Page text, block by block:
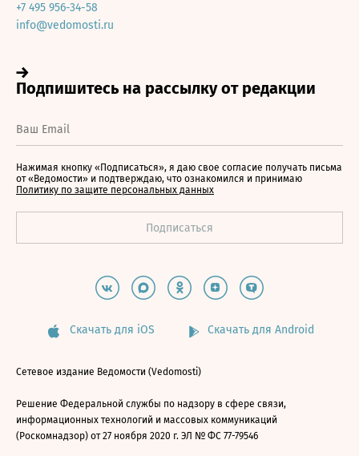
+7 495 956-34-58
info@vedomosti.ru
Нажимая кнопку «Подписаться», я даю свое согласие получать письма
от «Ведомости» и подтверждаю, что ознакомился и принимаю
Политику по защите персональных данных
Скачать для iOS Скачать для Android
Сетевое издание Ведомости (Vedomosti)
Решение Федеральной службы по надзору в сфере связи,
информационных технологий и массовых коммуникаций
(Роскомнадзор) от 27 ноября 2020 г. ЭЛ № ФС 77-79546